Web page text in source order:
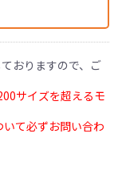
おりますので、ご
サイズを超えるモ
て必ずお問い合わ